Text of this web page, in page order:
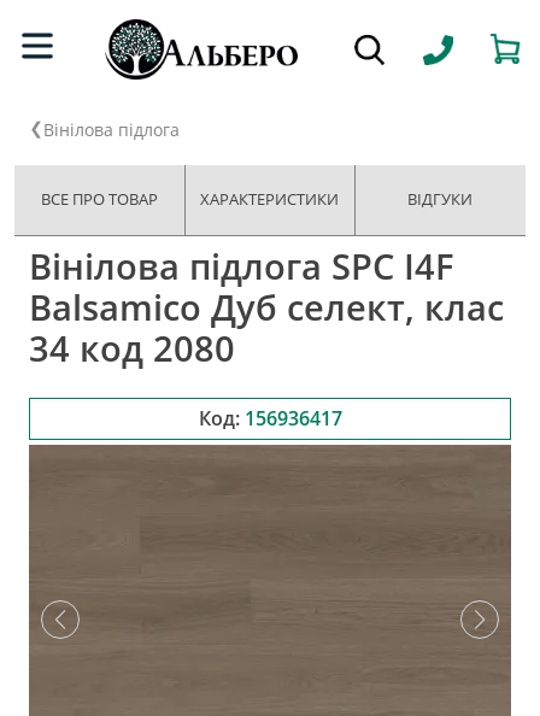
Вінілова підлога
ВСЕ ПРО ТОВАР ХАРАКТЕРИСТИКИ ВІДГУКИ
Вінілова підлога SPC I4F
Balsamico Дуб селект, клас
34 код 2080
Код: 156936417